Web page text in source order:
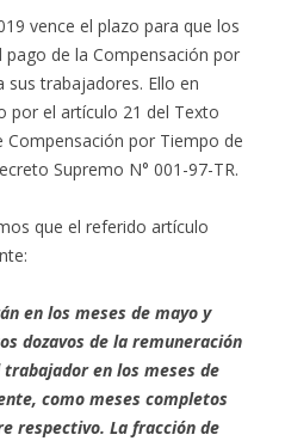
vence el plazo para que los
de la Compensación por
sus trabajadores. Ello en
por el artículo 21 del Texto
Compensación por Tiempo de
Supremo N° 001-97-TR.
que el referido artículo
en los meses de mayo y
dozavos de la remuneración
en los meses de
como meses completos
respectivo. La fracción de